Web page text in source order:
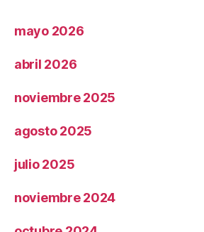
mayo 2026
abril 2026
noviembre 2025
agosto 2025
julio 2025
noviembre 2024